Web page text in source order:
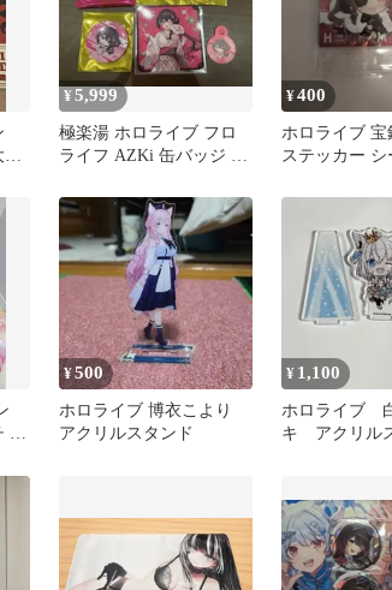
¥5,999
極楽湯 ホロライブ フロ
ライフ AZKi 缶バッジ ミ
¥400
ホロライブ 宝
ステッカー シ
グ
¥500
ホロライブ 博衣こより
アクリルスタンド
¥ 1,100
ホロライブ
キ アクリル